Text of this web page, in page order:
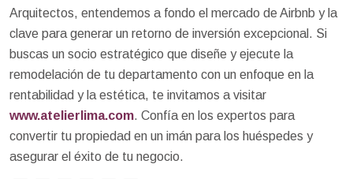
Arquitectos, entendemos a fondo el mercado de Airbnb y la
clave para generar un retorno de inversión excepcional. Si
buscas un socio estratégico que diseñe y ejecute la
remodelación de tu departamento con un enfoque en la
rentabilidad y la estética, te invitamos a visitar
www.atelierlima.com. Confía en los expertos para
convertir tu propiedad en un imán para los huéspedes y
asegurar el éxito de tu negocio.